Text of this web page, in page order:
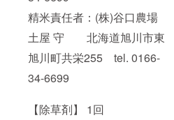
精米責任者：(株)谷口農場
土屋 守 北海道旭川市東
旭川町共栄255 tel. 0166-
34-6699
【除草剤】 1回